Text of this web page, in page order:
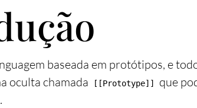
baseada em protótipos, e
oculta chamada
[[Prototype]]
que